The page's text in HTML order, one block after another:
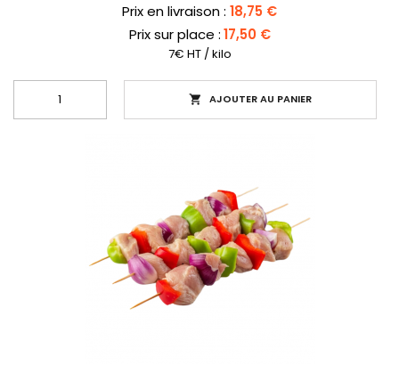
Prix
Prix en livraison : 18,75 €
Prix sur place :17,50 €
7€ HT / kilo
 AJOUTER AU PANIER